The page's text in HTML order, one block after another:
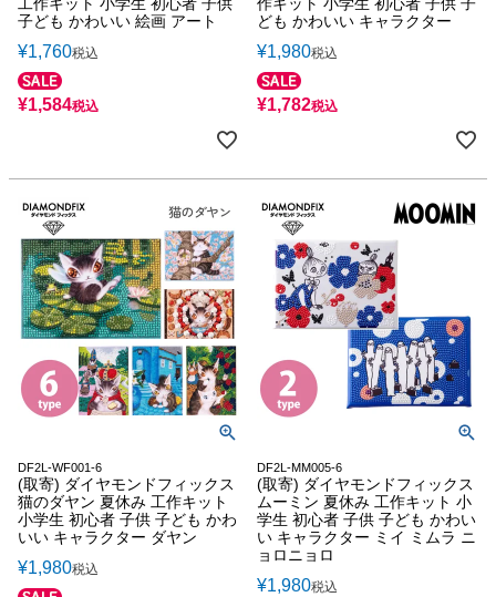
工作キット 小学生 初心者 子供
子ども かわいい 絵画 アート
¥1,760税込
¥1,584税込
作キット 小学生 初心者 子供 子
ども かわいい キャラクター
¥1,980税込
¥1,782税込
DF2L-WF001-6
(取寄) ダイヤモンドフィックス
猫のダヤン 夏休み 工作キット
小学生 初心者 子供 子ども かわ
いい キャラクター ダヤン
¥1,980税込
DF2L-MM005-6
(取寄) ダイヤモンドフィックス
ムーミン 夏休み 工作キット 小
学生 初心者 子供 子ども かわい
い キャラクター ミイ ミムラ ニ
ョロニョロ
¥1,980税込